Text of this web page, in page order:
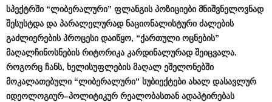
სპექტრში “ლიბერალური” ფლანგის პოზიციები მნიშვნელოვნად
შესუსტდა და პარალელურად ნაციონალისტური ძალების
გაძლიერების პროცესი დაიწყო, “ქართული ოცნების”
მაღალჩინოსნების რიტორიკა კარდინალურად შეიცვალა.
როგორც ჩანს, ხელისუფლების მაღალ ეშელონებში
მოკალათებული “ლიბერალური” სუბიექტები ახალ დასავლურ
იდეოლოგიურ–პოლიტიკურ რეალობასთან ადაპტირებას